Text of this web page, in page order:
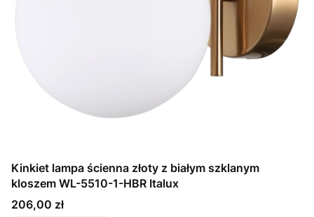
Kinkiet lampa ścienna złoty z białym szklanym
kloszem WL-5510-1-HBR Italux
Cena
206,00 zł